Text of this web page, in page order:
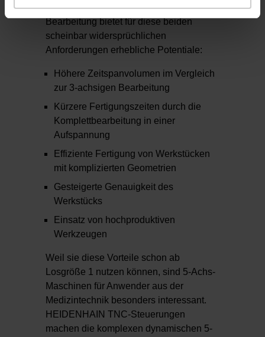
entscheidende Merkmale. Die 5-achsige
Bearbeitung bietet für diese beiden
scheinbar widersprüchlichen
Anforderungen erhebliche Potentiale:
Höhere Zeitspanvolumen im Vergleich
zur 3-achsigen Bearbeitung
Kürzere Fertigungszeiten durch die
Komplettbearbeitung in einer
Aufspannung
Effiziente Fertigung von Werkstücken
mit komplizierten Geometrien
Gesteigerte Genauigkeit des
Werkstücks
Einsatz von hochproduktiven
Werkzeugen
Weil sie diese Vorteile schon ab
Losgröße 1 nutzen können, sind 5-Achs-
Maschinen für Anwender aus der
Medizintechnik besonders interessant.
HEIDENHAIN TNC-Steuerungen
machen die komplexen dynamischen 5-